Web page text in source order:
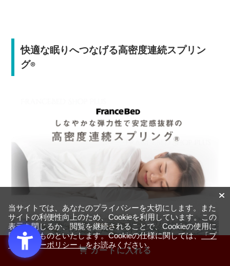
カートに入れる
快適な眠りへつなげる高密度連続スプリン
グ®
当サイトでは、あなたのプライバシーを大切にします。また
サイトの利便性向上のため、Cookieを利用しています。この
表示を閉じるか、閲覧を継続されることで、Cookieの使用に
同意するものといたします。Cookieの仕様に関しては、「プ
ライバシーポリシー」をお読みください。